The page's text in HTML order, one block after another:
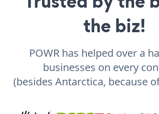
the biz!
POWR has helped over a
businesses on every
(besides Antarctica, because